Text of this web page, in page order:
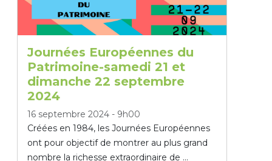
Journées Européennes du
Patrimoine-samedi 21 et
dimanche 22 septembre
2024
16 septembre 2024 - 9h00
Créées en 1984, les Journées Européennes
ont pour objectif de montrer au plus grand
nombre la richesse extraordinaire de ...